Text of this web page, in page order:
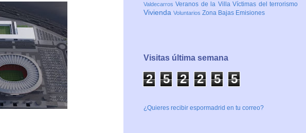
ValdecarrosVeranos de la VillaVíctimas del terrorismo
Vivienda Voluntarios Zona Bajas Emisiones
Visitas última semana
2 5 2 2 5 5
¿Quieres recibir espormadrid en tu correo?